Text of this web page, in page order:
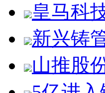
皇马科
新兴铸
山推股